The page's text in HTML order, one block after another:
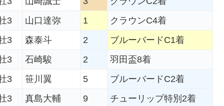
3
山口達弥 1
クラウンC4着
3
森泰斗 2
ブルーバードC1着
3
石崎駿 2
羽田盃8着
3
笹川翼 5
ブルーバードC2着
3
真島大輔 9
チューリップ特別2着